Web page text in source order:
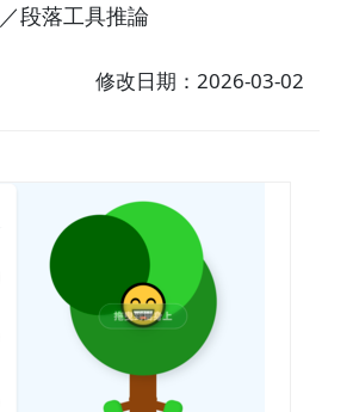
段落工具推論
修改日期：2026-03-02